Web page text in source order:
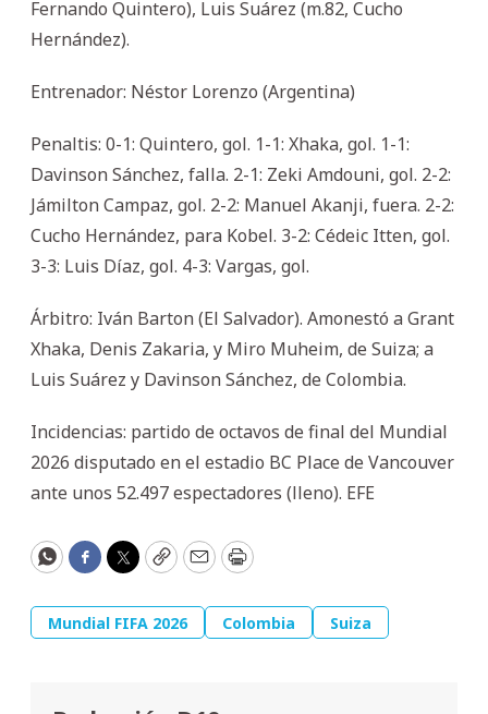
Fernando Quintero), Luis Suárez (m.82, Cucho
Hernández).
Entrenador: Néstor Lorenzo (Argentina)
Penaltis: 0-1: Quintero, gol. 1-1: Xhaka, gol. 1-1:
Davinson Sánchez, falla. 2-1: Zeki Amdouni, gol. 2-2:
Jámilton Campaz, gol. 2-2: Manuel Akanji, fuera. 2-2:
Cucho Hernández, para Kobel. 3-2: Cédeic Itten, gol.
3-3: Luis Díaz, gol. 4-3: Vargas, gol.
Árbitro: Iván Barton (El Salvador). Amonestó a Grant
Xhaka, Denis Zakaria, y Miro Muheim, de Suiza; a
Luis Suárez y Davinson Sánchez, de Colombia.
Incidencias: partido de octavos de final del Mundial
2026 disputado en el estadio BC Place de Vancouver
ante unos 52.497 espectadores (lleno). EFE
WhatsApp
Facebook
Twitter
CopyEmailPrint
Mundial FIFA 2026 Colombia Suiza